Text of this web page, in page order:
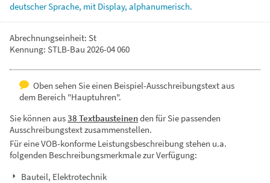
deutscherSprache, mit Display, alphanumerisch.
Abrechnungseinheit: St
Kennung: STLB-Bau 2026-04 060
Oben sehen Sie einen Beispiel-Ausschreibungstext aus
dem Bereich "Hauptuhren".
Sie können aus38 Textbausteinenden für Sie passenden
Ausschreibungstext zusammenstellen.
Für eine VOB-konforme Leistungsbeschreibung stehen u.a.
folgenden Beschreibungsmerkmale zur Verfügung:
Bauteil, Elektrotechnik